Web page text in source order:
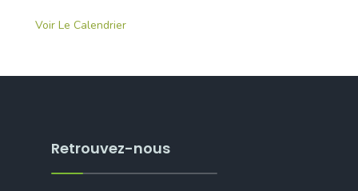
Voir Le Calendrier
Retrouvez-nous